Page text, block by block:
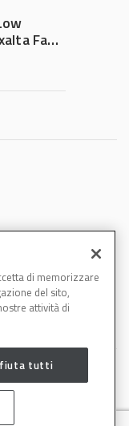
Fast
in
di memorizzare
del sito,
attività di
tutti